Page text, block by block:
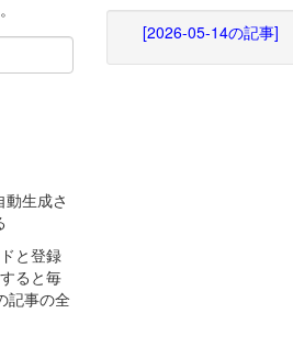
[2026-05-14の記事]
生成さ
と登録
ると毎
記事の全